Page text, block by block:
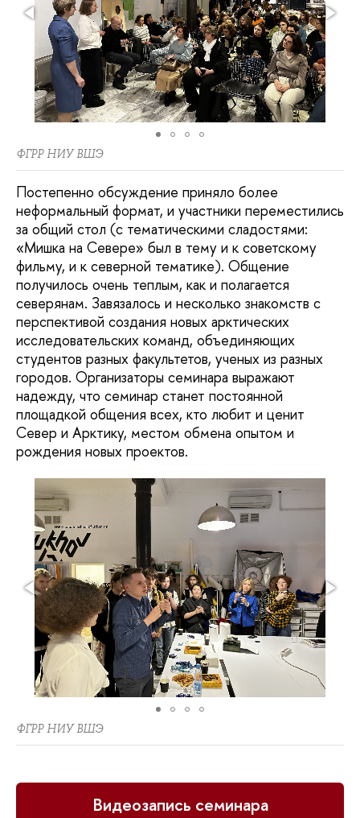
ФГРР НИУ ВШЭ
Постепенно обсуждение приняло более
неформальный формат, и участники переместились
за общий стол (с тематическими сладостями:
«Мишка на Севере» был в тему и к советскому
фильму, и к северной тематике). Общение
получилось очень теплым, как и полагается
северянам. Завязалось и несколько знакомств с
перспективой создания новых арктических
исследовательских команд, объединяющих
студентов разных факультетов, ученых из разных
городов. Организаторы семинара выражают
надежду, что семинар станет постоянной
площадкой общения всех, кто любит и ценит
Север и Арктику, местом обмена опытом и
рождения новых проектов.
ФГРР НИУ ВШЭ
Видеозапись семинара